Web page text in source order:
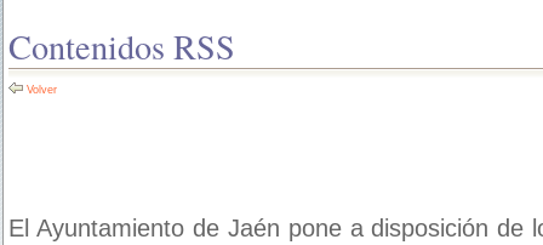
Contenidos RSS
Volver
El Ayuntamiento de Jaén pone a disposición de